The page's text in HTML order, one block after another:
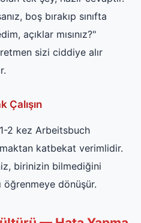
boş bırakıp sınıfta
açıklar mısınız?"
sizi ciddiye alır
Çalışın
2 kez Arbeitsbuch
katbekat verimlidir.
birinizin bilmediğini
öğrenmeye dönüşür.